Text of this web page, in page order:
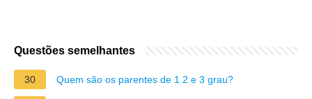
Questões semelhantes
30 Quem são os parentes de 1 2 e 3 grau?